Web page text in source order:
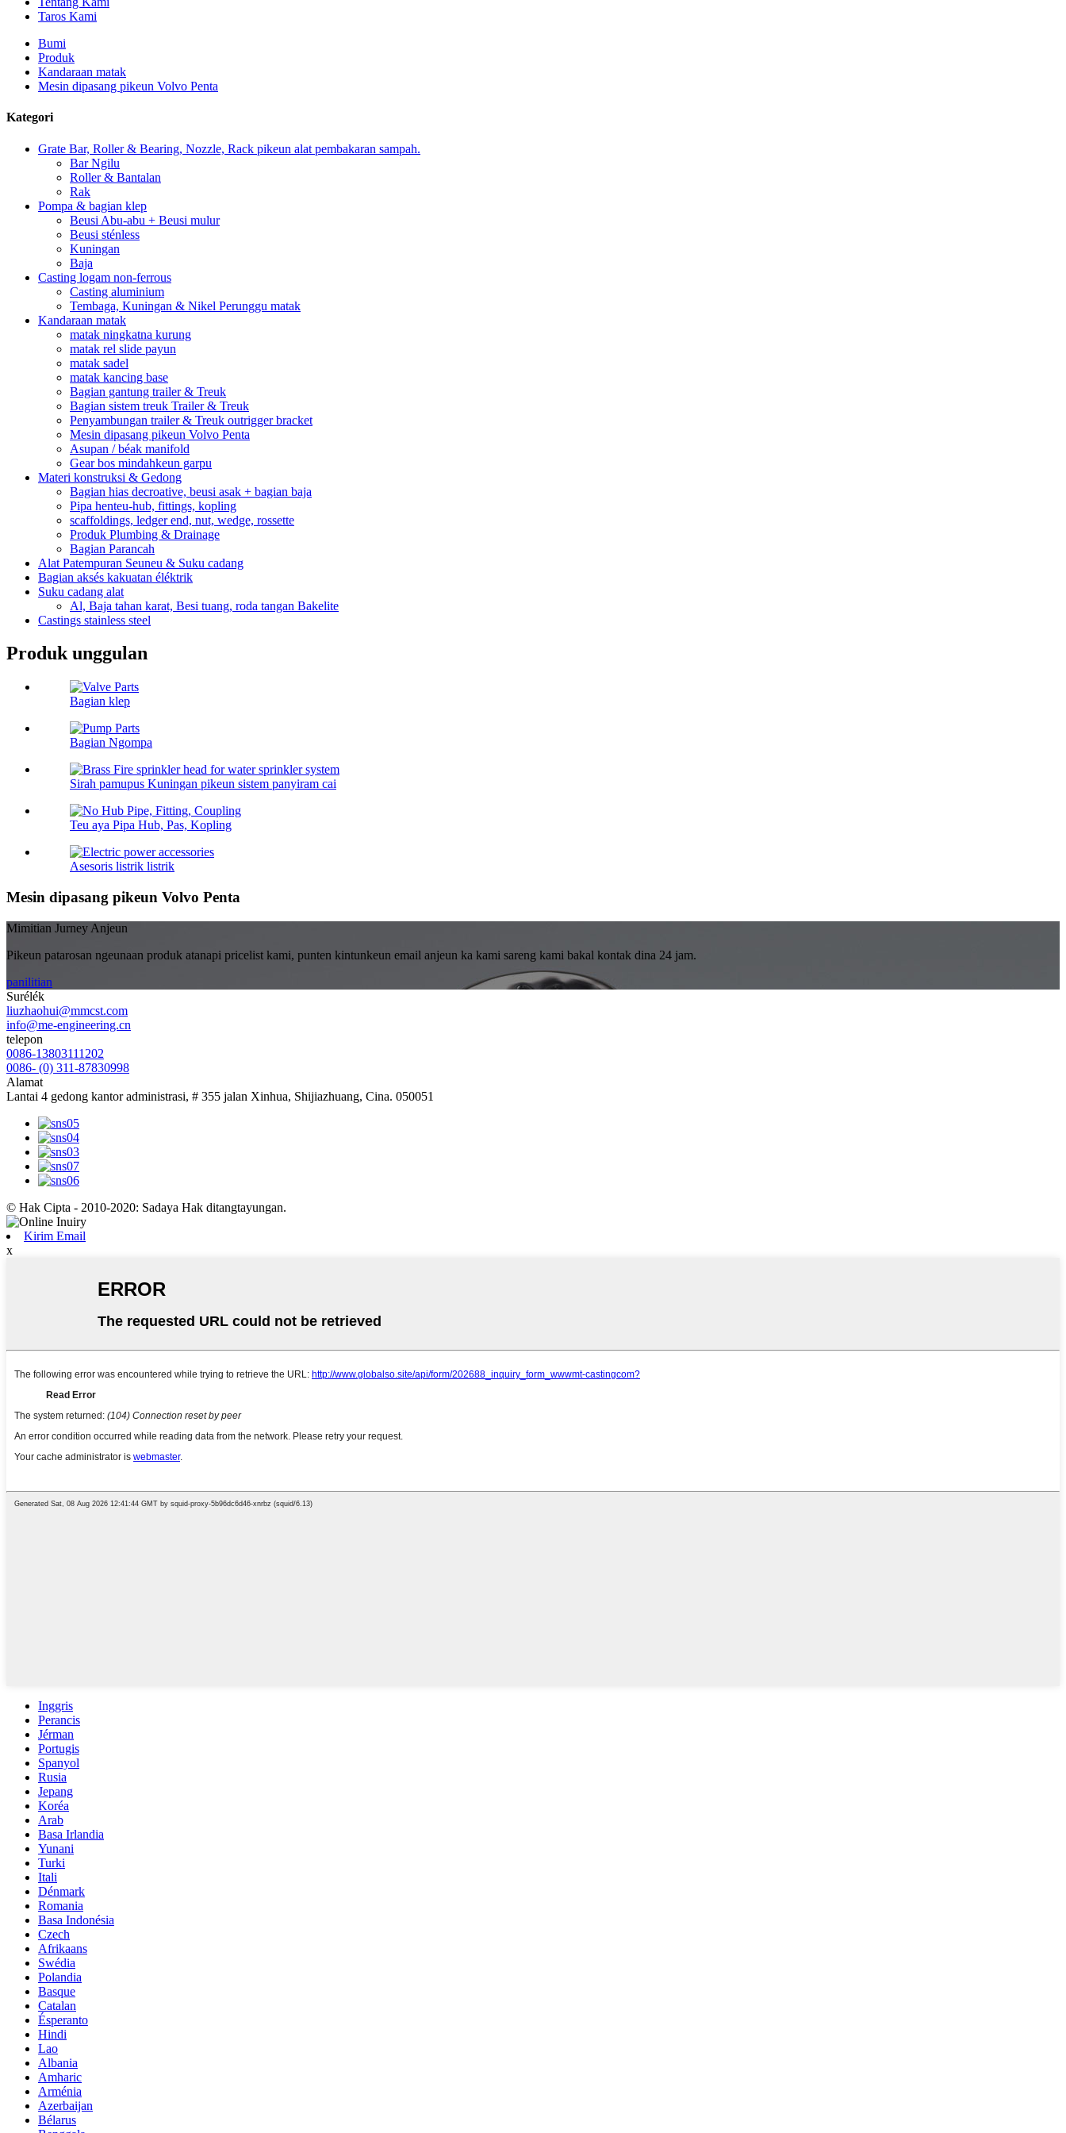
Taros Kami
Bumi
Produk
Kandaraan matak
Mesin dipasang pikeun Volvo Penta
Kategori
Grate Bar, Roller & Bearing, Nozzle, Rack pikeun alat pembakaran sampah.
Bar Ngilu
Roller & Bantalan
Rak
Pompa & bagian klep
Beusi Abu-abu + Beusi mulur
Beusi sténless
Kuningan
Baja
Casting logam non-ferrous
Casting aluminium
Tembaga, Kuningan & Nikel Perunggu matak
Kandaraan matak
matak ningkatna kurung
matak rel slide payun
matak sadel
matak kancing base
Bagian gantung trailer & Treuk
Bagian sistem treuk Trailer & Treuk
Penyambungan trailer & Treuk outrigger bracket
Mesin dipasang pikeun Volvo Penta
Asupan / béak manifold
Gear bos mindahkeun garpu
Materi konstruksi & Gedong
Bagian hias decroative, beusi asak + bagian baja
Pipa henteu-hub, fittings, kopling
scaffoldings, ledger end, nut, wedge, rossette
Produk Plumbing & Drainage
Bagian Parancah
Alat Patempuran Seuneu & Suku cadang
Bagian aksés kakuatan éléktrik
Suku cadang alat
Al, Baja tahan karat, Besi tuang, roda tangan Bakelite
Castings stainless steel
Produk unggulan
Bagian klep
Bagian Ngompa
Sirah pamupus Kuningan pikeun sistem panyiram cai
Teu aya Pipa Hub, Pas, Kopling
Asesoris listrik listrik
Mesin dipasang pikeun Volvo Penta
Mimitian Jurney Anjeun
Pikeun patarosan ngeunaan produk atanapi pricelist kami, punten kintunkeun email anjeun ka kami sareng kami bakal kontak dina 24 jam.
panilitian
Surélék
liuzhaohui@mmcst.com
info@me-engineering.cn
telepon
0086-13803111202
0086- (0) 311-87830998
Alamat
Lantai 4 gedong kantor administrasi, # 355 jalan Xinhua, Shijiazhuang, Cina. 050051
© Hak Cipta - 2010-2020: Sadaya Hak ditangtayungan.
Kirim Email
x
Inggris
Perancis
Jérman
Portugis
Spanyol
Rusia
Jepang
Koréa
Arab
Basa Irlandia
Yunani
Turki
Itali
Dénmark
Romania
Basa Indonésia
Czech
Afrikaans
Swédia
Polandia
Basque
Catalan
Ésperanto
Hindi
Lao
Albania
Amharic
Arménia
Azerbaijan
Bélarus